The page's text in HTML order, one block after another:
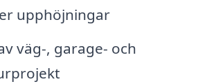
upphöjningar
väg-, garage- och